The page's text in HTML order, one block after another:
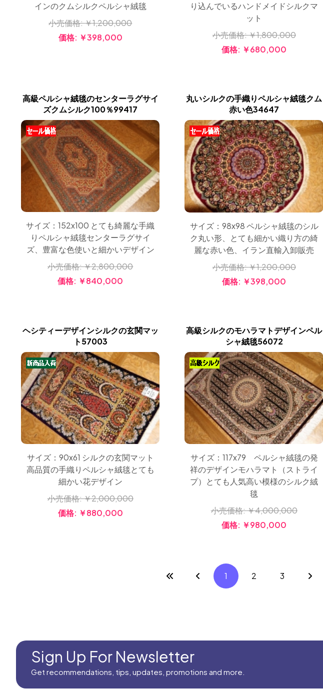
インのクムシルクペルシャ絨毯
小売価格:￥1,200,000
価格: ￥398,000
り込んでいるハンドメイドシルクマ
ット
小売価格:￥1,800,000
価格: ￥680,000
高級ペルシャ絨毯のセンターラグサイ
ズクムシルク100％99417
サイズ：152x100 とても綺麗な手織
りペルシャ絨毯センターラグサイ
ズ、豊富な色使いと細かいデザイン
小売価格:￥2,800,000
価格: ￥840,000
丸いシルクの手織りペルシャ絨毯クム
赤い色34647
サイズ：98x98 ペルシャ絨毯のシル
ク丸い形、とても細かい織り方の綺
麗な赤い色、イラン直輸入卸販売
小売価格:￥1,200,000
価格: ￥398,000
ヘシティーデザインシルクの玄関マッ
ト57003
サイズ：90x61 シルクの玄関マット
高品質の手織りペルシャ絨毯とても
細かい花デザイン
小売価格:￥2,000,000
価格: ￥880,000
高級シルクのモハラマトデザインペル
シャ絨毯56072
サイズ：117x79 ペルシャ絨毯の発
祥のデザインモハラマト（ストライ
プ）とても人気高い模様のシルク絨
毯
小売価格:￥4,000,000
価格: ￥980,000
1 2 3
Sign Up For Newsletter
Get recommendations, tips, updates, promotions and more.